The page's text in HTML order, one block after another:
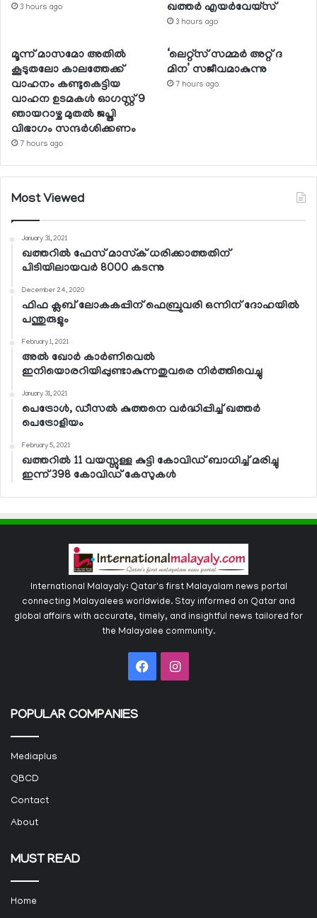
3 hours ago
ഖത്തര്‍ എയര്‍വേയ്സ്
3 hours ago
മൂന്ന് മാസമോ അതില്‍
കൂടുതലോ കാലത്തേക്ക്
വാഹനം കണ്ടുകെട്ടിയ
വാഹന ഉടമകള്‍ ഓഗസ്റ്റ് 9
ഞായറാഴ്ച മുതല്‍ ജപ്തി
വിഭാഗം സന്ദര്‍ശിക്കണം
7 hours ago
‘ലെറ്റ്‌സ് സമ്മര്‍ അറ്റ് ദ
മിന’ സജീവമാകുന്നു
7 hours ago
Most Viewed
January 31, 2021
ഖത്തറില്‍ ഫേസ് മാസ്‌ക് ധരിക്കാത്തതിന്
പിടിയിലായവര്‍ 8000 കടന്നു
December 24, 2020
ഫിഫ ക്ലബ് ലോകകപ്പിന് ഫെബ്രുവരി ഒന്നിന് ദോഹയില്‍
പന്തുരുളും
February 1, 2021
അല്‍ ഖോര്‍ കാര്‍ണിവെല്‍
ഇനിയൊരറിയിപ്പുണ്ടാകുന്നതുവരെ നിര്‍ത്തിവെച്ചു
January 31, 2021
പെട്രോള്‍, ഡീസല്‍ കുത്തനെ വര്‍ദ്ധിപ്പിച്ച് ഖത്തര്‍
പെട്രോളിയം
February 5, 2021
ഖത്തറില്‍ 11 വയസ്സുള്ള കുട്ടി കോവിഡ് ബാധിച്ച് മരിച്ചു
ഇന്ന് 398 കോവിഡ് കേസുകള്‍
International Malayaly: Qatar's first Malayalam news portal
connecting Malayalees worldwide. Stay informed on Qatar and
global affairs with accurate, timely, and insightful news tailored for
the Malayalee community.
FacebookInstagram
POPULAR COMPANIES
Mediaplus
QBCD
Contact
About
MUST READ
Home